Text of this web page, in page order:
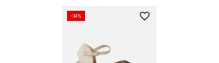
-34% favorite_border